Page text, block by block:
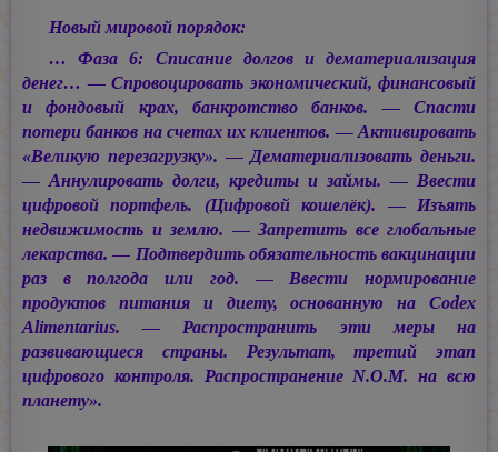
Новый мировой порядок:
… Фаза 6: Списание долгов и дематериализация
денег… — Спровоцировать экономический, финансовый
и фондовый крах, банкротство банков. — Спасти
потери банков на счетах их клиентов. — Активировать
«Великую перезагрузку». — Дематериализовать деньги.
— Аннулировать долги, кредиты и займы. — Ввести
цифровой портфель. (Цифровой кошелёк). — Изъять
недвижимость и землю. — Запретить все глобальные
лекарства. — Подтвердить обязательность вакцинации
раз в полгода или год. — Ввести нормирование
продуктов питания и диету, основанную на Codex
Alimentarius. — Распространить эти меры на
развивающиеся страны. Результат, третий этап
цифрового контроля. Распространение N.O.M. на всю
планету».